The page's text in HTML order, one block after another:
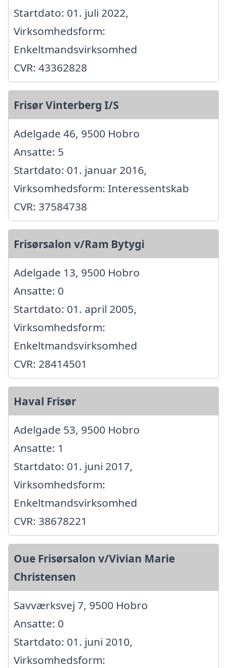
Startdato: 01. juli 2022,
Virksomhedsform:
Enkeltmandsvirksomhed
CVR: 43362828
Frisør Vinterberg I/S
Adelgade 46, 9500 Hobro
Ansatte: 5
Startdato: 01. januar 2016,
Virksomhedsform: Interessentskab
CVR: 37584738
Frisørsalon v/Ram Bytygi
Adelgade 13, 9500 Hobro
Ansatte: 0
Startdato: 01. april 2005,
Virksomhedsform:
Enkeltmandsvirksomhed
CVR: 28414501
Haval Frisør
Adelgade 53, 9500 Hobro
Ansatte: 1
Startdato: 01. juni 2017,
Virksomhedsform:
Enkeltmandsvirksomhed
CVR: 38678221
Oue Frisørsalon v/Vivian Marie
Christensen
Savværksvej 7, 9500 Hobro
Ansatte: 0
Startdato: 01. juni 2010,
Virksomhedsform: